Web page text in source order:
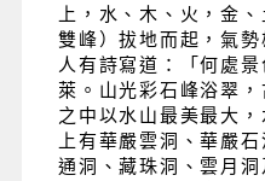
上，水、木、火，金
雙峰）拔地而起，氣
人有詩寫道：「何處
萊。山光彩石峰浴翠
之中以水山最美最大
上有華嚴雲洞、華嚴
通洞、藏珠洞、雲月